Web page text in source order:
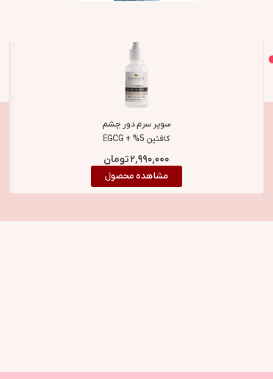
اصل و اورجینال
محصولات مشابه
سوپر سرم دور چشم
کافئین 5% + EGCG
بیوبالانس BioBalance
Caffeine 5% + EGCG
Super Serum
۲,۹۹۰,۰۰۰تومان
مشاهده محصول